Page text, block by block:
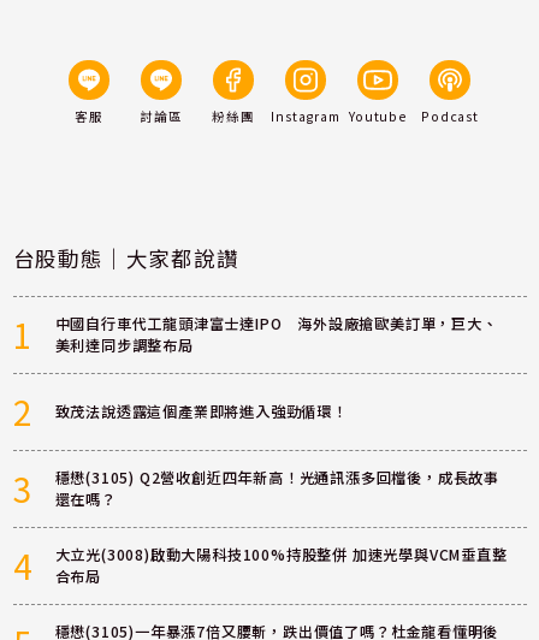
客服 討論區 粉絲團 Instagram Youtube Podcast
台股動態｜大家都說讚
1
中國自行車代工龍頭津富士達IPO 海外設廠搶歐美訂單，巨大、
美利達同步調整布局
2 致茂法說透露這個產業即將進入強勁循環！
3
穩懋(3105) Q2營收創近四年新高！光通訊漲多回檔後，成長故事
還在嗎？
4
大立光(3008)啟動大陽科技100%持股整併 加速光學與VCM垂直整
合布局
穩懋(3105)一年暴漲7倍又腰斬，跌出價值了嗎？杜金龍看懂明後